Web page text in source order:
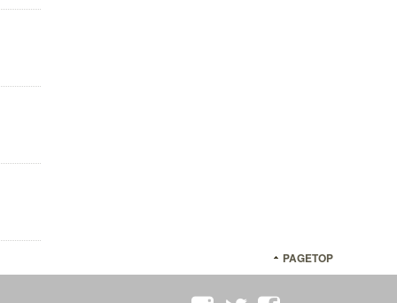
PAGETOP